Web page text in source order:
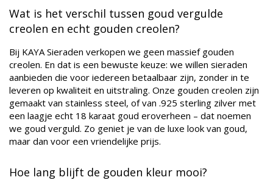
Wat is het verschil tussen goud vergulde
creolen en echt gouden creolen?
Bij KAYA Sieraden verkopen we geen massief gouden
creolen. En dat is een bewuste keuze: we willen sieraden
aanbieden die voor iedereen betaalbaar zijn, zonder in te
leveren op kwaliteit en uitstraling. Onze gouden creolen zijn
gemaakt van stainless steel, of van .925 sterling zilver met
een laagje echt 18 karaat goud eroverheen – dat noemen
we goud verguld. Zo geniet je van de luxe look van goud,
maar dan voor een vriendelijke prijs.
Hoe lang blijft de gouden kleur mooi?